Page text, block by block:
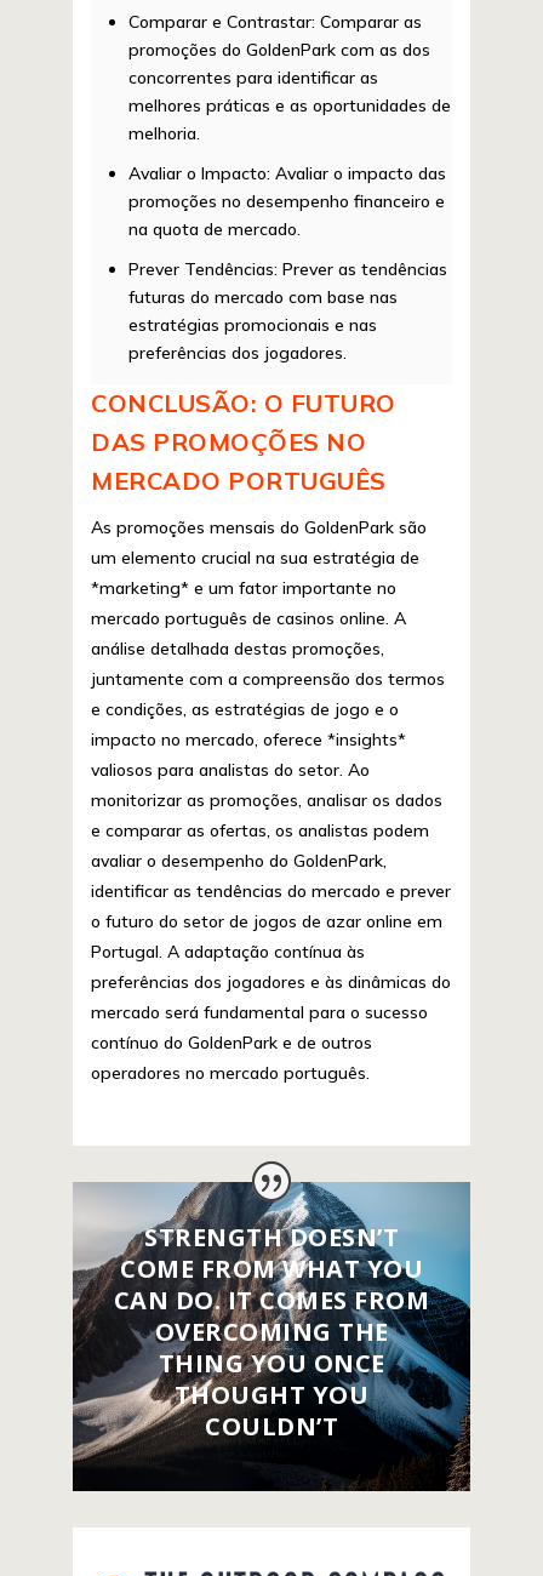
Comparar e Contrastar: Comparar as
promoções do GoldenPark com as dos
concorrentes para identificar as
melhores práticas e as oportunidades de
melhoria.
Avaliar o Impacto: Avaliar o impacto das
promoções no desempenho financeiro e
na quota de mercado.
Prever Tendências: Prever as tendências
futuras do mercado com base nas
estratégias promocionais e nas
preferências dos jogadores.
CONCLUSÃO: O FUTURO
DAS PROMOÇÕES NO
MERCADO PORTUGUÊS
As promoções mensais do GoldenPark são
um elemento crucial na sua estratégia de
*marketing* e um fator importante no
mercado português de casinos online. A
análise detalhada destas promoções,
juntamente com a compreensão dos termos
e condições, as estratégias de jogo e o
impacto no mercado, oferece *insights*
valiosos para analistas do setor. Ao
monitorizar as promoções, analisar os dados
e comparar as ofertas, os analistas podem
avaliar o desempenho do GoldenPark,
identificar as tendências do mercado e prever
o futuro do setor de jogos de azar online em
Portugal. A adaptação contínua às
preferências dos jogadores e às dinâmicas do
mercado será fundamental para o sucesso
contínuo do GoldenPark e de outros
operadores no mercado português.
STRENGTH DOESN’T
COME FROM WHAT YOU
CAN DO. IT COMES FROM
OVERCOMING THE
THING YOU ONCE
THOUGHT YOU
COULDN’T